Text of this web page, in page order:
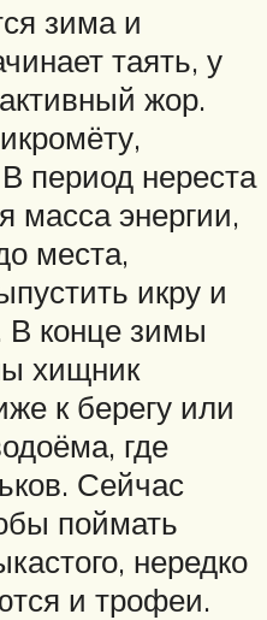
зима и
таять, у
жор.
период нереста
масса энергии,
места,
икру и
В конце зимы
хищник
к берегу или
где
Сейчас
поймать
нередко
и трофеи.